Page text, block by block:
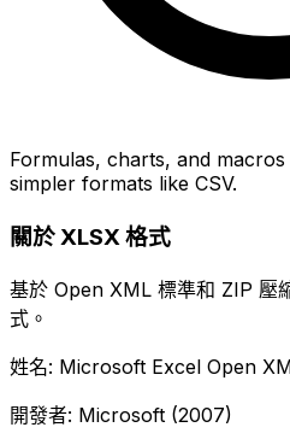
Formulas, charts, and
simpler formats like CSV.
關於 XLSX 格式
基於 Open XML 標準和 ZIP 壓
式。
姓名: Microsoft Excel Open
開發者: Microsoft (2007)